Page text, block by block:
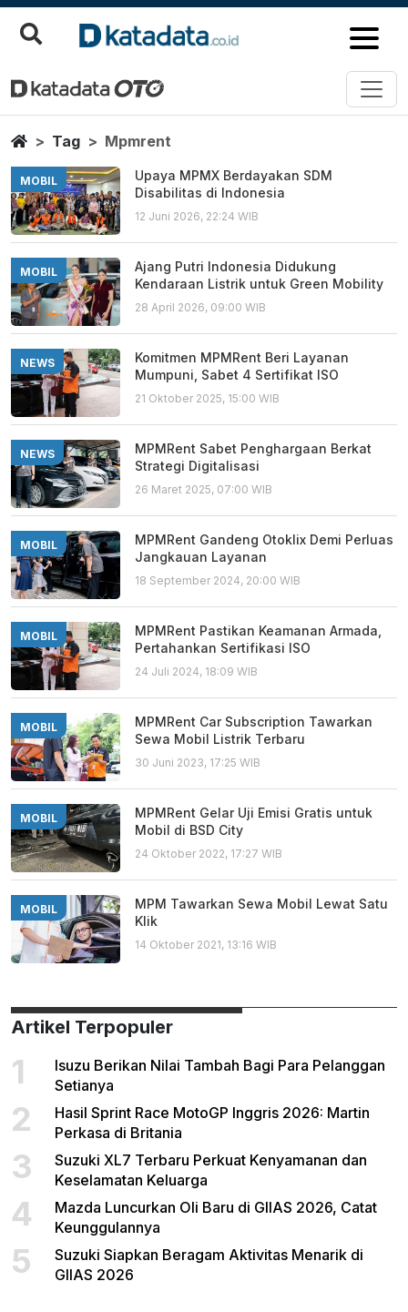
Mpmrent
Berita Terbaru
HomeTag Mpmrent
MOBIL
Upaya MPMX Berdayakan SDM
Disabilitas di Indonesia
12 Juni 2026, 22:24 WIB
MOBIL
Ajang Putri Indonesia Didukung
Kendaraan Listrik untuk Green Mobility
28 April 2026, 09:00 WIB
NEWS
Komitmen MPMRent Beri Layanan
Mumpuni, Sabet 4 Sertifikat ISO
21 Oktober 2025, 15:00 WIB
NEWS
MPMRent Sabet Penghargaan Berkat
Strategi Digitalisasi
26 Maret 2025, 07:00 WIB
MOBIL
MPMRent Gandeng Otoklix Demi Perluas
Jangkauan Layanan
18 September 2024, 20:00 WIB
MOBIL
MPMRent Pastikan Keamanan Armada,
Pertahankan Sertifikasi ISO
24 Juli 2024, 18:09 WIB
MOBIL
MPMRent Car Subscription Tawarkan
Sewa Mobil Listrik Terbaru
30 Juni 2023, 17:25 WIB
MOBIL
MPMRent Gelar Uji Emisi Gratis untuk
Mobil di BSD City
24 Oktober 2022, 17:27 WIB
MOBIL
MPM Tawarkan Sewa Mobil Lewat Satu
Klik
14 Oktober 2021, 13:16 WIB
Artikel Terpopuler
1
Isuzu Berikan Nilai Tambah Bagi Para Pelanggan
Setianya
2
Hasil Sprint Race MotoGP Inggris 2026: Martin
Perkasa di Britania
3
Suzuki XL7 Terbaru Perkuat Kenyamanan dan
Keselamatan Keluarga
4
Mazda Luncurkan Oli Baru di GIIAS 2026, Catat
Keunggulannya
5
Suzuki Siapkan Beragam Aktivitas Menarik di
GIIAS 2026